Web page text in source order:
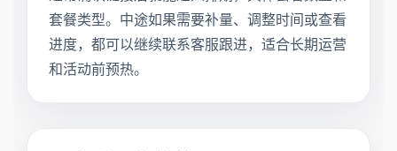
套餐类型。中途如果需要补量、调整时间或查看
进度，都可以继续联系客服跟进，适合长期运营
和活动前预热。